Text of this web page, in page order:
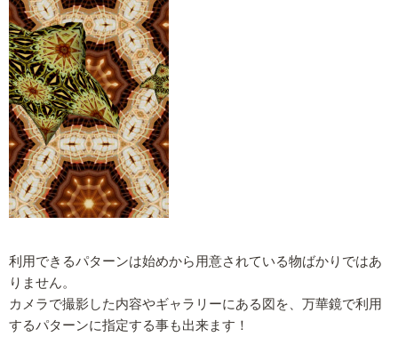
利用できるパターンは始めから用意されている物ばかりではあ
りません。
カメラで撮影した内容やギャラリーにある図を、万華鏡で利用
するパターンに指定する事も出来ます！